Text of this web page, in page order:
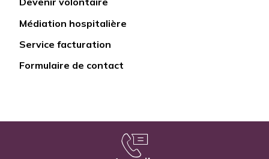
rapide
Médiation hospitalière
Service facturation
Formulaire de contact